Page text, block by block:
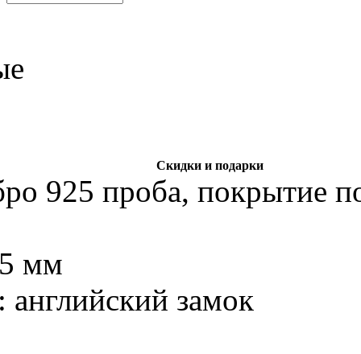
Скидки и подарки
925 проба, покрытие
мм
английский замок